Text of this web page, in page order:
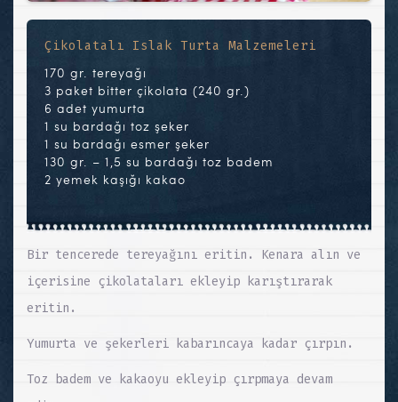
Çikolatalı Islak Turta Malzemeleri
170 gr. tereyağı
3 paket bitter çikolata (240 gr.)
6 adet yumurta
1 su bardağı toz şeker
1 su bardağı esmer şeker
130 gr. – 1,5 su bardağı toz badem
2 yemek kaşığı kakao
Bir tencerede tereyağını eritin. Kenara alın ve
içerisine çikolataları ekleyip karıştırarak
eritin.
Yumurta ve şekerleri kabarıncaya kadar çırpın.
Toz badem ve kakaoyu ekleyip çırpmaya devam